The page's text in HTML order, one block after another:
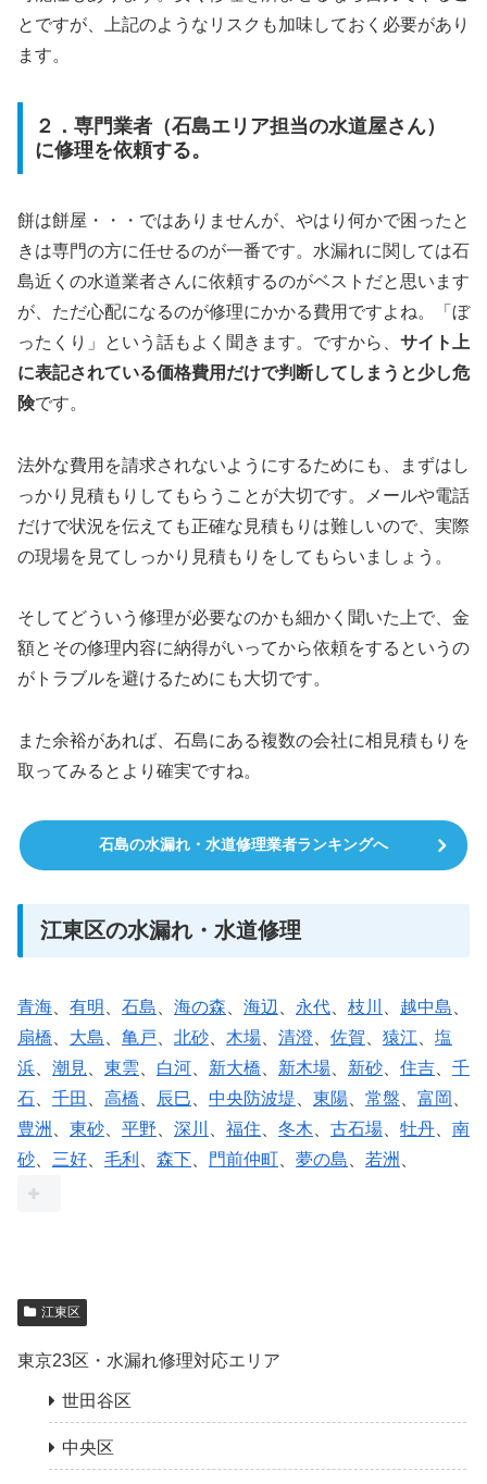
とですが、上記のようなリスクも加味しておく必要があり
ます。
２．専門業者（石島エリア担当の水道屋さん）
に修理を依頼する。
餅は餅屋・・・ではありませんが、やはり何かで困ったと
きは専門の方に任せるのが一番です。水漏れに関しては石
島近くの水道業者さんに依頼するのがベストだと思います
が、ただ心配になるのが修理にかかる費用ですよね。「ぼ
ったくり」という話もよく聞きます。ですから、 サイト上
に表記されている価格費用だけで判断してしまうと少し危
険です。
法外な費用を請求されないようにするためにも、まずはし
っかり見積もりしてもらうことが大切です。メールや電話
だけで状況を伝えても正確な見積もりは難しいので、実際
の現場を見てしっかり見積もりをしてもらいましょう。
そしてどういう修理が必要なのかも細かく聞いた上で、金
額とその修理内容に納得がいってから依頼をするというの
がトラブルを避けるためにも大切です。
また余裕があれば、石島にある複数の会社に相見積もりを
取ってみるとより確実ですね。
石島の水漏れ・水道修理業者ランキングへ
江東区の水漏れ・水道修理
青海 有明 石島 海の森 海辺 永代 枝川 越中島
扇橋
大島 亀戸 北砂 木場 清澄 佐賀 猿江
塩
浜
潮見 東雲 白河 新大橋 新木場 新砂 住吉
千
石
千田 高橋 辰巳 中央防波堤 東陽 常盤 富岡
豊洲
東砂 平野 深川 福住 冬木 古石場 牡丹
南
砂
三好 毛利 森下 門前仲町 夢の島 若洲
江東区
東京23区・水漏れ修理対応エリア
世田谷区
中央区